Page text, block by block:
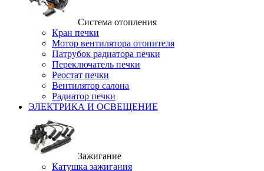
Система отопления
Кран печки
Мотор вентилятора отопителя
Патрубок радиатора печки
Переключатель печки
Реостат печки
Вентилятор салона
Радиатор печки
ЭЛЕКТРИКА И ОСВЕЩЕНИЕ
Зажигание
Катушка зажигания